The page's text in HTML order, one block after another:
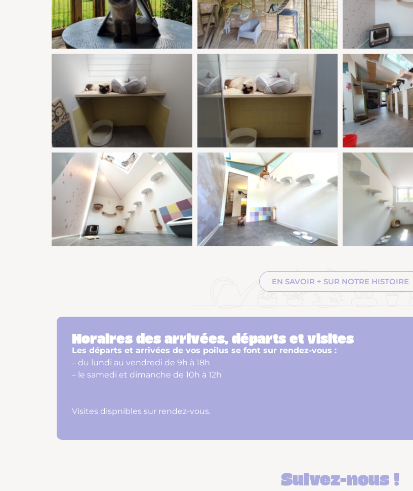
EN SAVOIR + SUR NOTRE HISTOIRE
Horaires des arrivées, départs et visites
Les départs et arrivées de vos poilus se font sur rendez-vous :
– du lundi au vendredi de 9h à 18h
– le samedi et dimanche de 10h à 12h
Visites dispnibles sur rendez-vous.
Suivez-nous !